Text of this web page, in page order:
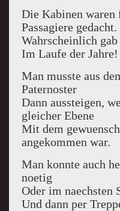
Die Kabinen
Passagiere gedacht.
Wahrscheinlich
Im Laufe der Jahre!
Man musste aus
Paternoster
Dann aussteigen,
gleicher Ebene
Mit dem
angekommen war.
Man konnte auch
noetig
Oder im naechsten
Und dann per